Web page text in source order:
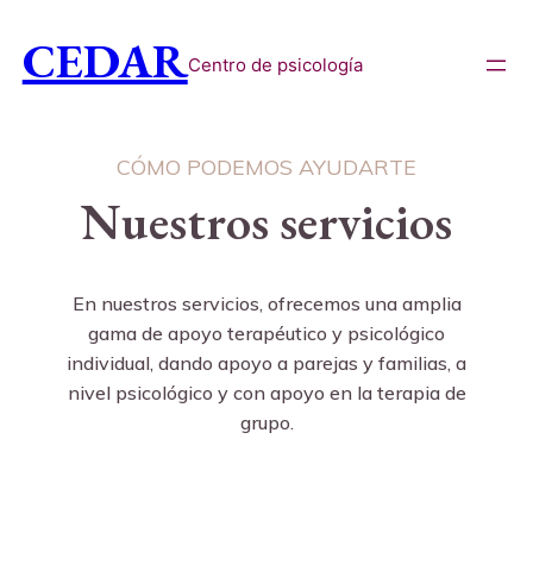
CEDARCentro de psicología
CÓMO PODEMOS AYUDARTE
Nuestros servicios
En nuestros servicios, ofrecemos una amplia
gama de apoyo terapéutico y psicológico
individual, dando apoyo a parejas y familias, a
nivel psicológico y con apoyo en la terapia de
grupo.